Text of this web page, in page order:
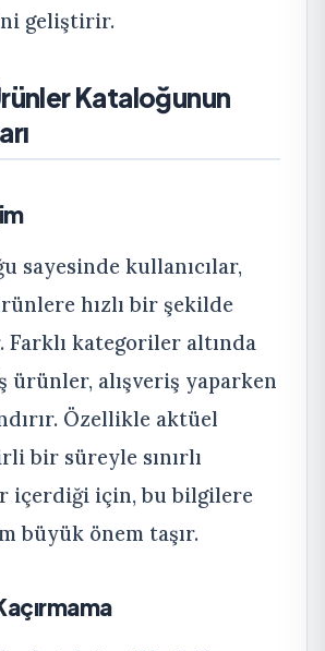
geliştirir.
Kataloğunun
sayesinde kullanıcılar,
hızlı bir şekilde
kategoriler altında
ürünler, alışveriş yaparken
Özellikle aktüel
bir süreyle sınırlı
içerdiği için, bu bilgilere
büyük önem taşır.